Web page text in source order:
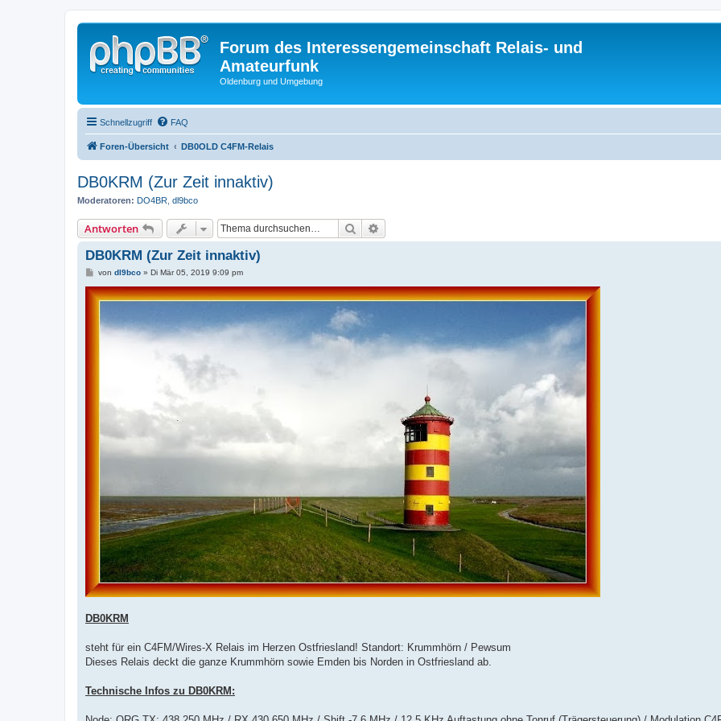
Forum des Interessengemeinschaft Relais- und
Amateurfunk
Oldenburg und Umgebung
Schnellzugriff FAQ
Foren-Übersicht DB0OLD C4FM-Relais
DB0KRM (Zur Zeit innaktiv)
Moderatoren: DO4BR dl9bco
Antworten Suche
DB0KRM (Zur Zeit innaktiv)
B
i
von dl9bco» Di Mär 05, 2019 9:09 pm
DB0KRM
steht für ein C4FM/Wires-X Relais im Herzen Ostfriesland! Standort: Krummhörn / Pewsum
Dieses Relais deckt die ganze Krummhörn sowie Emden bis Norden in Ostfriesland ab.
Technische Infos zu DB0KRM: